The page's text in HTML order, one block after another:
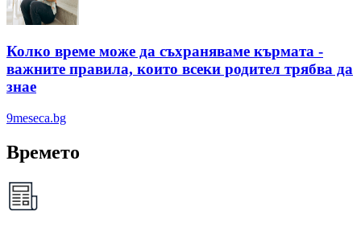
Колко време може да съхраняваме кърмата -
важните правила, които всеки родител трябва да
знае
9meseca.bg
Времето